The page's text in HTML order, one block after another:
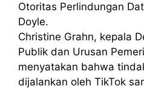
Otoritas Perlindungan
Doyle.
Christine Grahn, kepala
Publik dan Urusan
menyatakan bahwa
dijalankan oleh TikTok